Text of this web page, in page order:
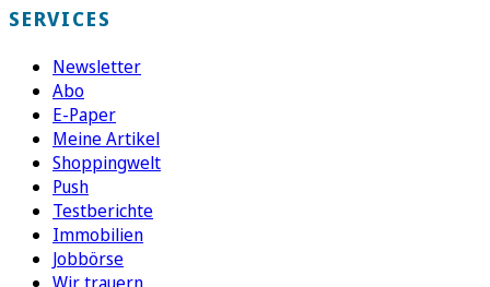
SERVICES
Newsletter
Abo
E-Paper
Meine Artikel
Shoppingwelt
Push
Testberichte
Immobilien
Jobbörse